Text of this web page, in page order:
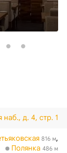
наб., д. 4, стр. 1
816 м,
Полянка 486 м